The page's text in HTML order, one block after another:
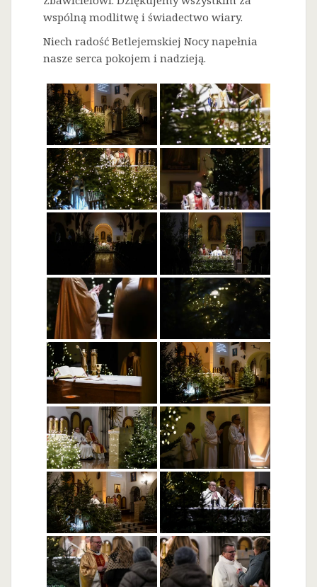
wspólną modlitwę i świadectwo wiary.
Niech radość Betlejemskiej Nocy napełnia
nasze serca pokojem i nadzieją.